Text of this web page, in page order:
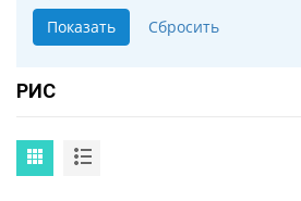
РИС